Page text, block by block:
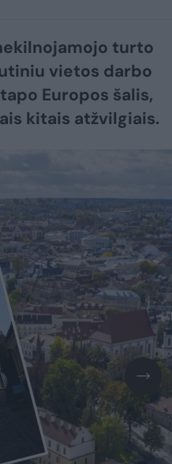
turto
vietos darbo
Europos šalis,
kitais atžvilgiais.